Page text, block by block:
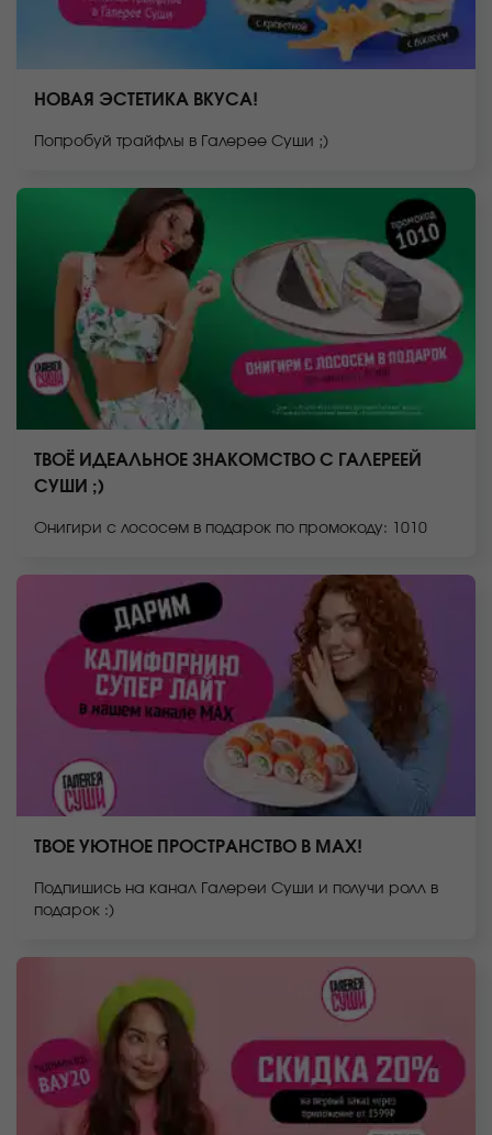
НОВАЯ ЭСТЕТИКА ВКУСА!
Попробуй трайфлы в Галерее Суши ;)
ТВОЁ ИДЕАЛЬНОЕ ЗНАКОМСТВО С ГАЛЕРЕЕЙ
СУШИ ;)
Онигири с лососем в подарок по промокоду: 1010
ТВОЕ УЮТНОЕ ПРОСТРАНСТВО В MAX!
Подпишись на канал Галереи Суши и получи ролл в
подарок :)